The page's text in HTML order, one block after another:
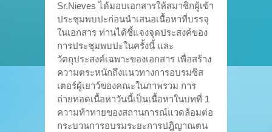
Sr.Nieves ได้มอบเอกสารให้สมาชิกผู้เข้า
ประชุมพบปะก่อนนำเสนอเนื้อหาที่บรรจุ
ในเอกสาร ท่านได้ชี้แจงจุดประสงค์ของ
การประชุมพบปะในครั้งนี้ และ
วัตถุประสงค์เฉพาะของเอกสาร เพื่อสร้าง
ความตระหนักถึงแนวทางการอบรมซิส
เตอร์ผู้เยาว์ของคณะในภาพรวม การ
ถ่ายทอดเนื้อหาวันนี้เป็นเนื้อหาในบทที่ 1
ความท้าทายของสถานการณ์แวดล้อมต่อ
กระบวนการอบรมระยะการปฎิญาณตน